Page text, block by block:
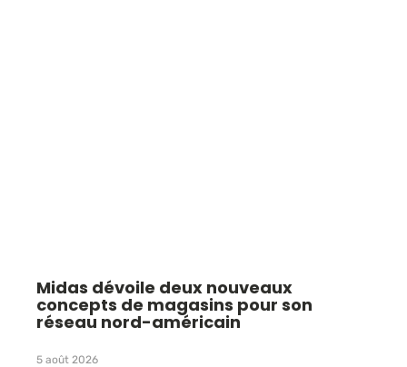
Midas dévoile deux nouveaux
concepts de magasins pour son
réseau nord-américain
5 août 2026